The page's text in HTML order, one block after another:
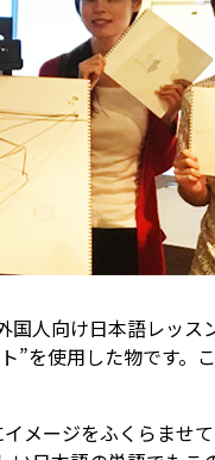
人向け日本語レッス
”を使用した物です。
メージをふくらませ